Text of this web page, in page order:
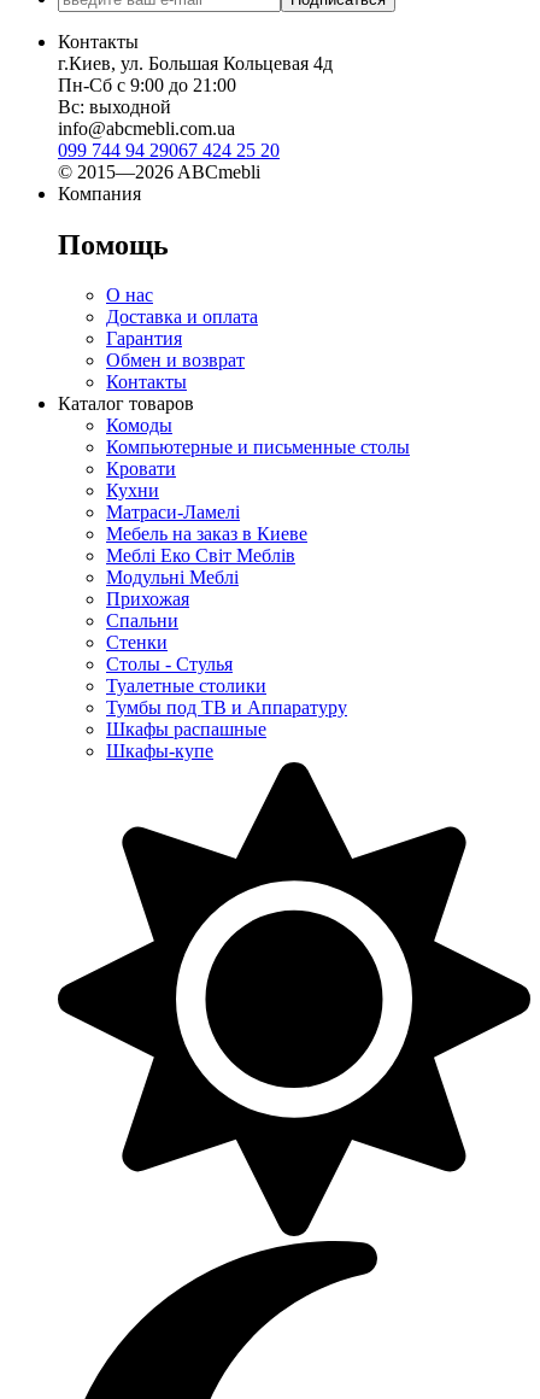
Контакты
г.Киев, ул. Большая Кольцевая 4д
Пн-Сб с 9:00 до 21:00
Вс: выходной
info@abcmebli.com.ua
099 744 94 29067 424 25 20
© 2015—2026 ABCmebli
Компания
Помощь
О нас
Доставка и оплата
Гарантия
Обмен и возврат
Контакты
Каталог товаров
Комоды
Компьютерные и письменные столы
Кровати
Кухни
Матраси-Ламелі
Мебель на заказ в Киеве
Меблі Еко Світ Меблів
Модульні Меблі
Прихожая
Спальни
Стенки
Столы - Стулья
Туалетные столики
Тумбы под ТВ и Аппаратуру
Шкафы распашные
Шкафы-купе